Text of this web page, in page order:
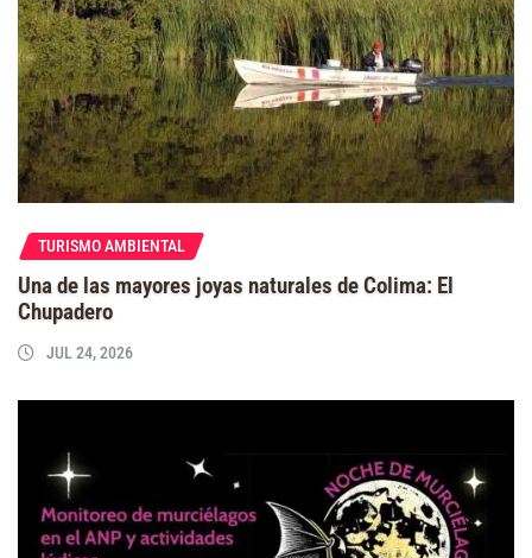
TURISMO AMBIENTAL
Una de las mayores joyas naturales de Colima: El
Chupadero
JUL 24, 2026